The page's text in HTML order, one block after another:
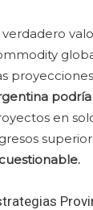
verdadero
en